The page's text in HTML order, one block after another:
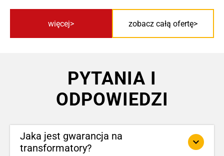
więcej zobacz całą ofertę
PYTANIA I
ODPOWIEDZI
Jaka jest gwarancja na
transformatory?
keyboard_arrow_down